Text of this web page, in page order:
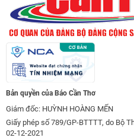
Bản quyền của Báo Cần Thơ
Giám đốc: HUỲNH HOÀNG MẾN
Giấy phép số 789/GP-BTTTT, do Bộ
02-12-2021